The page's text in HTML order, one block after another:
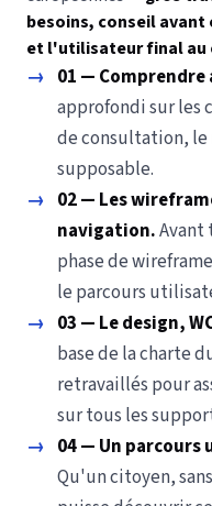
besoins, conseil
et l'utilisateur final au
→ 01 —
approfondi sur les
de consultation,
supposable.
→ 02 — Les
navigation.Avant
phase de
le parcours
→ 03 — Le design,
base de la charte
retravaillés pour
sur tous les
→ 04 — Un
Qu'un citoyen,